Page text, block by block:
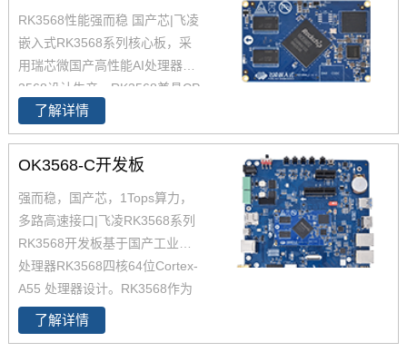
RK3568性能强而稳 国产芯|飞凌
嵌入式RK3568系列核心板，采
用瑞芯微国产高性能AI处理器RK
3568设计生产，RK3568兼具CP
U、GPU、NPU、VPU于一身，
RK3568 性能、性价比在同类产
品中具有较高优势，RK3568处
SoC， 飞凌RK3568核心板主要
面向工业互联网、HMI、NVR存
储、车载中控、工业网关等领
域。目前RK3568系列已经批量
稳定出货
了解详情
OK3568-C开发板
强而稳，国产芯，1Tops算力，
多路高速接口|飞凌RK3568系列
RK3568开发板基于国产工业级AI
处理器RK3568四核64位Cortex-
A55 处理器设计。RK3568作为
国产化高性能处理器，瑞芯微RK
3568芯片是一款定位中高端的通
了解详情